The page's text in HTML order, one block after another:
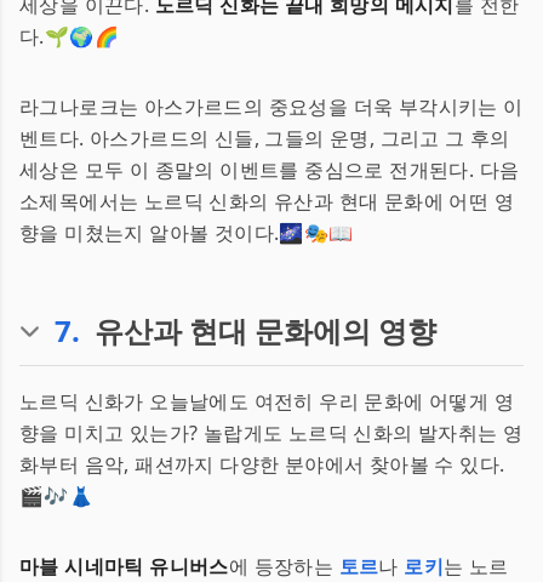
다.🌱🌍🌈
라그나로크는 아스가르드의 중요성을 더욱 부각시키는 이
벤트다. 아스가르드의 신들, 그들의 운명, 그리고 그 후의
세상은 모두 이 종말의 이벤트를 중심으로 전개된다. 다음
소제목에서는 노르딕 신화의 유산과 현대 문화에 어떤 영
향을 미쳤는지 알아볼 것이다.🌌🎭📖
7. 유산과 현대 문화에의 영향
노르딕 신화가 오늘날에도 여전히 우리 문화에 어떻게 영
향을 미치고 있는가? 놀랍게도 노르딕 신화의 발자취는 영
화부터 음악, 패션까지 다양한 분야에서 찾아볼 수 있다.
🎬🎶👗
마블 시네마틱 유니버스에 등장하는 토르나 로키는 노르